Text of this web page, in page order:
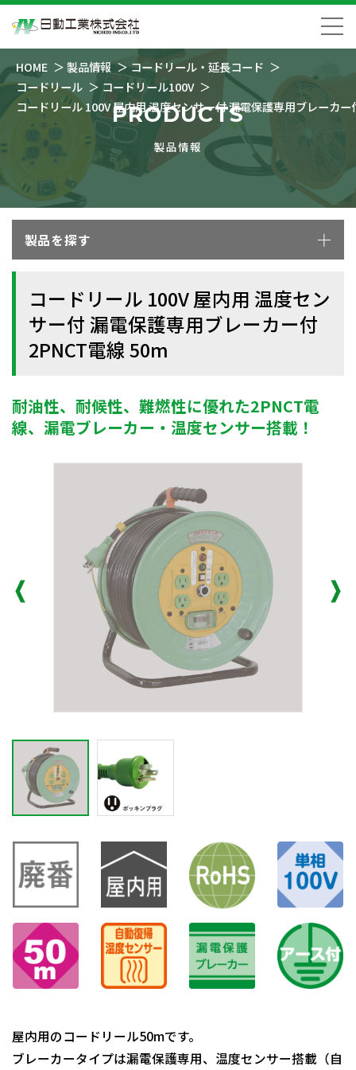
HOME 製品情報
コードリール・延長コード
コードリール
コードリール100V
コードリール 100V 屋内用 温度センサー付 漏電保護専用ブレーカ
PRODUCTS
製品情報
製品を探す
コードリール 100V 屋内用 温度セン
サー付 漏電保護専用ブレーカー付
2PNCT電線 50m
耐油性、耐候性、難燃性に優れた2PNCT電
線、漏電ブレーカー・温度センサー搭載！
屋内用のコードリール50mです。
ブレーカータイプは漏電保護専用、温度センサー搭載（自